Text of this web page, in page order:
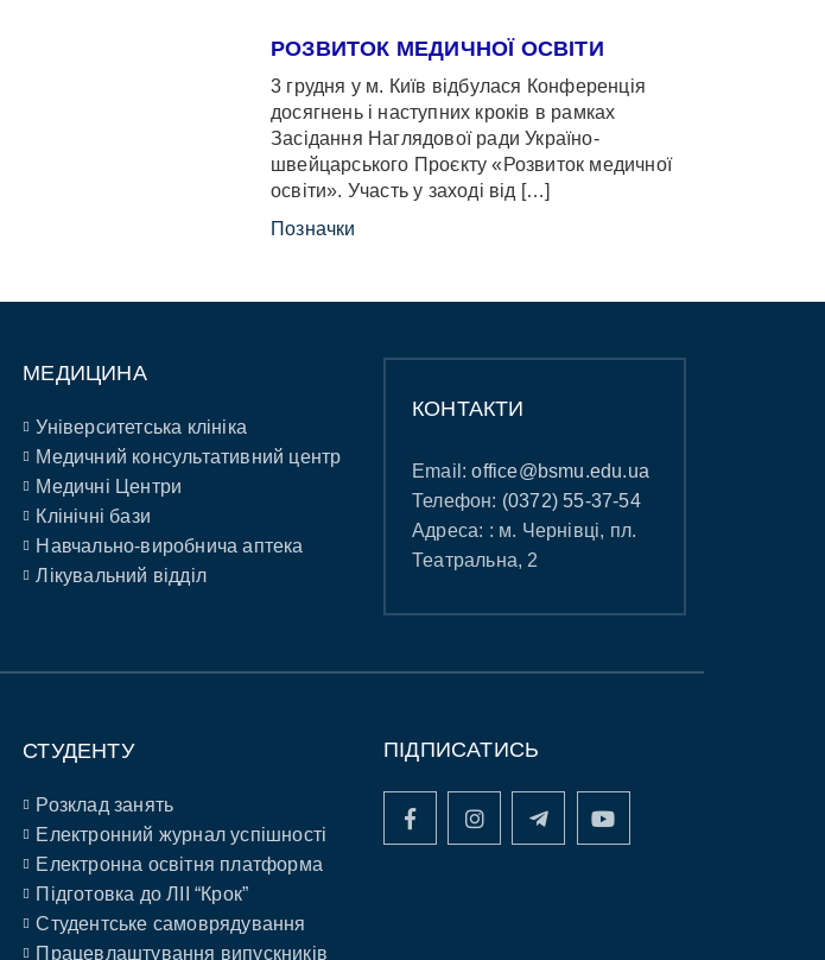
РОЗВИТОК МЕДИЧНОЇ ОСВІТИ
3 грудня у м. Київ відбулася Конференція
досягнень і наступних кроків в рамках
Засідання Наглядової ради Україно-
швейцарського Проєкту «Розвиток медичної
освіти». Участь у заході від […]
Позначки
МЕДИЦИНА
Університетська клініка
Медичний консультативний центр
Медичні Центри
Клінічні бази
Навчально-виробнича аптека
Лікувальний відділ
КОНТАКТИ
Email:office@bsmu.edu.ua
Телефон: (0372) 55-37-54
Адреса: : м. Чернівці, пл.
Театральна, 2
СТУДЕНТУ
Розклад занять
Електронний журнал успішності
Електронна освітня платформа
Підготовка до ЛІІ “Крок”
Студентське самоврядування
Працевлаштування випускників
ПІДПИСАТИСЬ